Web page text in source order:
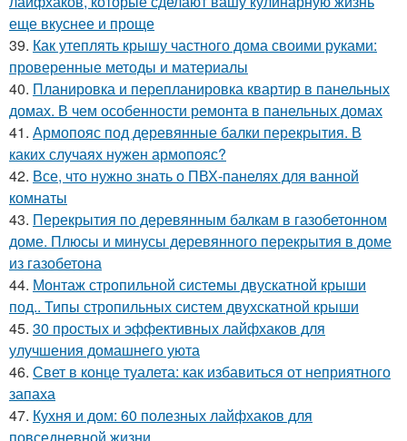
еще вкуснее и проще
39. Как утеплять крышу частного дома своими руками:
проверенные методы и материалы
40. Планировка и перепланировка квартир в панельных
домах. В чем особенности ремонта в панельных домах
41. Армопояс под деревянные балки перекрытия. В
каких случаях нужен армопояс?
42. Все, что нужно знать о ПВХ-панелях для ванной
комнаты
43. Перекрытия по деревянным балкам в газобетонном
доме. Плюсы и минусы деревянного перекрытия в доме
из газобетона
44. Монтаж стропильной системы двускатной крыши
под.. Типы стропильных систем двухскатной крыши
45. 30 простых и эффективных лайфхаков для
улучшения домашнего уюта
46. Свет в конце туалета: как избавиться от неприятного
запаха
47. Кухня и дом: 60 полезных лайфхаков для